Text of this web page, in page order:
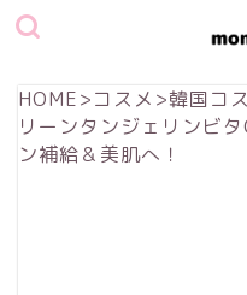
HOME>コスメ >韓国コ
リーンタンジェリンビ
ン補給＆美肌へ！